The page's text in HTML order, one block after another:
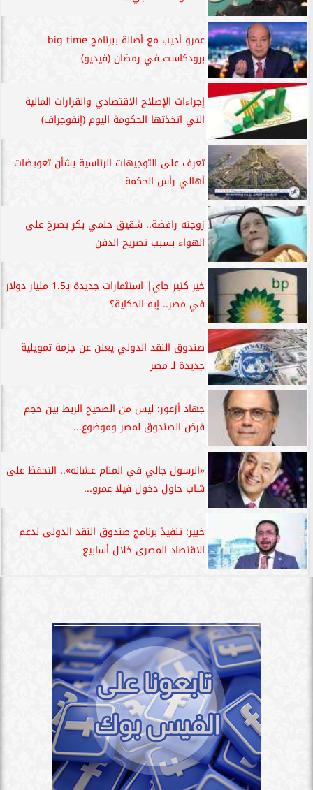
عمرو أديب مع أصالة ببرنامج big time
برودكاست في رمضان (فيديو)
إجراءات الإصلاح الاقتصادي والقرارات المالية
التي اتخذتها الحكومة اليوم (إنفوجراف)
تعرف على التوجيهات الرئاسية بشأن تعويضات
أهالي رأس الحكمة
زوجته رافضة.. شقيق حلمي بكر يصرخ على
الهواء بسبب تصريح الدفن
خير كتير جاي| استثمارات جديدة بـ1.5 مليار دولار
في مصر.. إيه الحكاية؟
صندوق النقد الدولي يعلن عن جزمة تمويلية
جديدة لـ مصر
جهاد أزعور: ليس من الصحيح الربط بين حجم
قرض الصندوق لمصر وموضوع...
«الرسول جالي في المنام عشانه».. التحفظ على
شاب حاول دخول فيلا عمرو...
خبير: تنفيذ برنامج صندوق النقد الدولى لدعم
الاقتصاد المصرى خلال أسابيع